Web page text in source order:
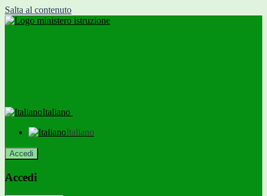
Salta al contenuto
Italiano
Italiano
Accedi
Accedi